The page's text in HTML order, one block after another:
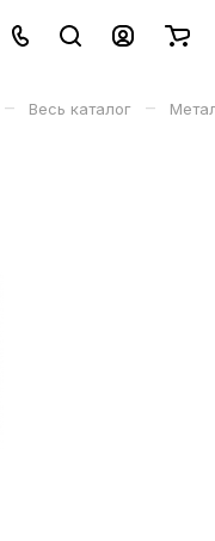
– Весь каталог –